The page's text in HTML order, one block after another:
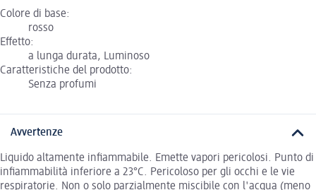
Colore di base:
rosso
Effetto:
a lunga durata, Luminoso
Caratteristiche del prodotto:
Senza profumi
Avvertenze
Liquido altamente infiammabile. Emette vapori pericolosi. Punto di
infiammabilità inferiore a 23°C. Pericoloso per gli occhi e le vie
respiratorie. Non o solo parzialmente miscibile con l'acqua (meno